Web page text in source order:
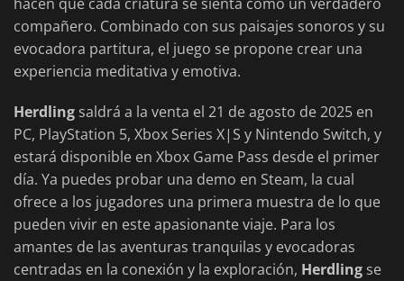
compañero. Combinado con sus paisajes sonoros y su
evocadora partitura, el juego se propone crear una
experiencia meditativa y emotiva.
Herdling saldrá a la venta el 21 de agosto de 2025 en
PC, PlayStation 5, Xbox Series X|S y Nintendo Switch, y
estará disponible en Xbox Game Pass desde el primer
día. Ya puedes probar una demo en Steam, la cual
ofrece a los jugadores una primera muestra de lo que
pueden vivir en este apasionante viaje. Para los
amantes de las aventuras tranquilas y evocadoras
centradas en la conexión y la exploración, Herdling se